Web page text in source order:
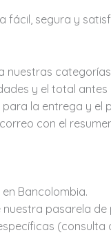
fácil, segura y
nuestras
y el total antes
la entrega y el
con el
Bancolombia.
pasarela de
(consulta